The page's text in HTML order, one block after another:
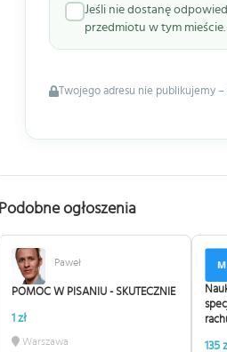
Jeśli nie dostanę
przedmiotu w tym mieście.
Twojego adresu nie publikujemy
Podobne ogłoszenia
Paweł
POMOC W PISANIU - SKUTECZNIE
1 zł
Warszawa 135